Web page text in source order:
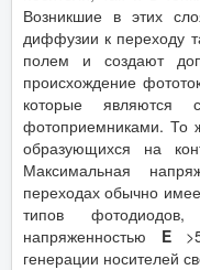
Возникшие в этих
диффузии к переходу
полем и создают
происхождение
которые являются
фотоприемниками. То
образующихся на
Максимальная
переходах обычно
типов
напряженностью E
генерации носителей